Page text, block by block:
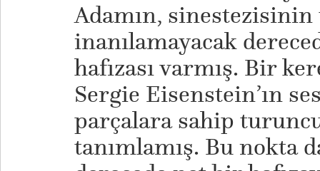
Adamın,
inanılamayacak
hafızası varmış. Bir
Sergie Eisenstein’ın
parçalara sahip
tanımlamış. Bu nokta